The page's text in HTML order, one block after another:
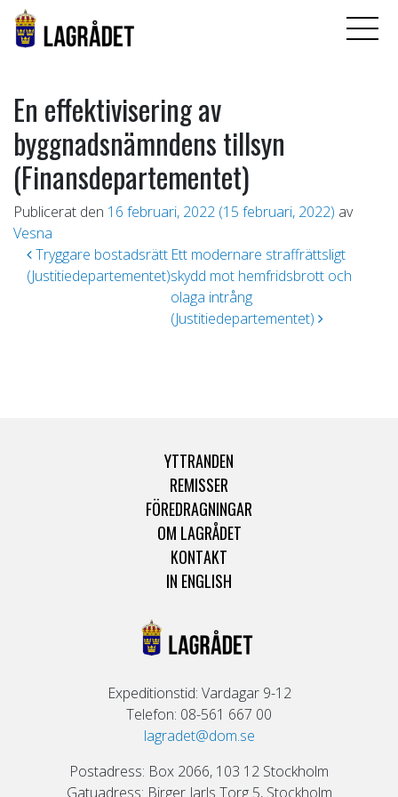
En effektivisering av
byggnadsnämndens tillsyn
(Finansdepartementet)
Publicerat den 16 februari, 2022 (15 februari, 2022) av
Vesna
Inläggsnavigering
Tryggare bostadsrätt
(Justitiedepartementet)
Ett modernare straffrättsligt
skydd mot hemfridsbrott och
olaga intrång
(Justitiedepartementet)
YTTRANDEN
REMISSER
FÖREDRAGNINGAR
OM LAGRÅDET
KONTAKT
IN ENGLISH
Expeditionstid: Vardagar 9-12
Telefon: 08-561 667 00
lagradet@dom.se
Postadress: Box 2066, 103 12 Stockholm
Gatuadress: Birger Jarls Torg 5, Stockholm